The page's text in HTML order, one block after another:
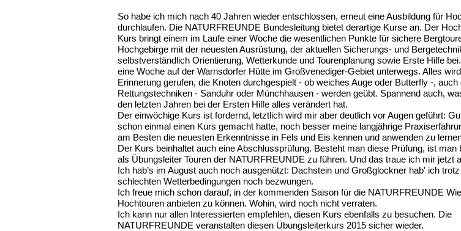
So habe ich mich nach 40 Jahren wieder entschlossen, erneut eine Ausbildung für
durchlaufen. Die NATURFREUNDE Bundesleitung bietet derartige Kurse an. Der
Kurs bringt einem im Laufe einer Woche die wesentlichen Punkte für sichere
Hochgebirge mit der neuesten Ausrüstung, der aktuellen Sicherungs- und
selbstverständlich Orientierung, Wetterkunde und Tourenplanung sowie Erste Hilfe
eine Woche auf der Warnsdorfer Hütte im Großvenediger-Gebiet unterwegs. Alles
Erinnerung gerufen, die Knoten durchgespielt - ob weiches Auge oder Butterfly -, auch
Rettungstechniken - Sanduhr oder Münchhausen - werden geübt. Spannend auch,
den letzten Jahren bei der Ersten Hilfe alles verändert hat.
Der einwöchige Kurs ist fordernd, letztlich wird mir aber deutlich vor Augen geführt:
schon einmal einen Kurs gemacht hatte, noch besser meine langjährige
am Besten die neuesten Erkenntnisse in Fels und Eis kennen und anwenden zu
Der Kurs beinhaltet auch eine Abschlussprüfung. Besteht man diese Prüfung, ist man
als Übungsleiter Touren der NATURFREUNDE zu führen. Und das traue ich mir jetzt
Ich hab’s im August auch noch ausgenützt: Dachstein und Großglockner hab' ich
schlechten Wetterbedingungen noch bezwungen.
Ich freue mich schon darauf, in der kommenden Saison für die NATURFREUNDE
Hochtouren anbieten zu können. Wohin, wird noch nicht verraten.
Ich kann nur allen Interessierten empfehlen, diesen Kurs ebenfalls zu besuchen. Die
NATURFREUNDE veranstalten diesen Übungsleiterkurs 2015 sicher wieder.